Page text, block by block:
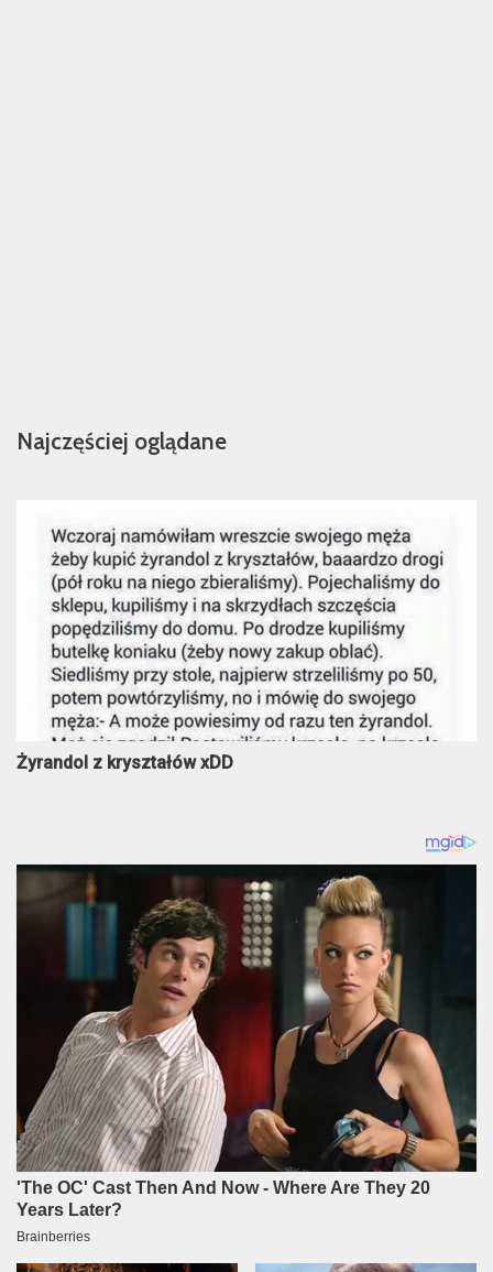
Najczęściej oglądane
Żyrandol z kryształów xDD